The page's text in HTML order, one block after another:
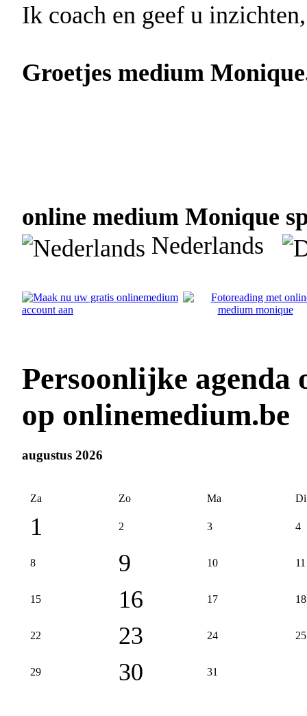
Ik coach en geef u
Groetjes medium
online medium Monique
Nederlands
Persoonlijke agenda
op onlinemedium.be
augustus 2026
Za Zo Ma Di
1 2 3 4
8 9 10 11
15 16 17 18
22 23 24 25
29 30 31